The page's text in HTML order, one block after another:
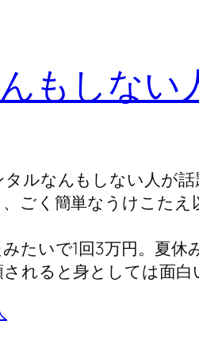
もしない
ルなんもしない人が
ごく簡単なうけこた
たいで1回3万円。夏休
れると身としては面白